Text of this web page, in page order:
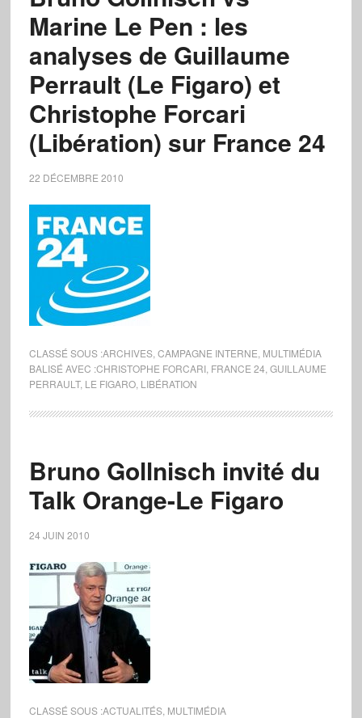
Marine Le Pen : les
analyses de Guillaume
Perrault (Le Figaro) et
Christophe Forcari
(Libération) sur France 24
22 DÉCEMBRE 2010
CLASSÉ SOUS :ARCHIVES, CAMPAGNE INTERNE MULTIMÉDIA
BALISÉ AVEC :CHRISTOPHE FORCARI, FRANCE 24 GUILLAUME
PERRAULT, LE FIGARO, LIBÉRATION
Bruno Gollnisch invité du
Talk Orange-Le Figaro
24 JUIN 2010
CLASSÉ SOUS :ACTUALITÉS, MULTIMÉDIA